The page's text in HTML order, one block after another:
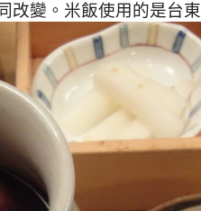
改變。米飯使用的是台